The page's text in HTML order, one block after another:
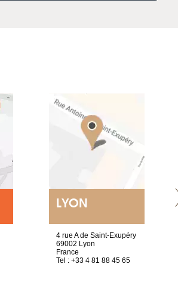
LYON
4 rue A de Saint-Exupéry
69002 Lyon
France
Tel : +33 4 81 88 45 65